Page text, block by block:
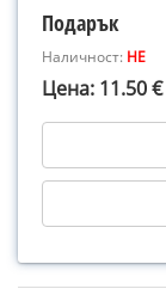
Подарък
Наличност: НЕ
Цена: 11.50